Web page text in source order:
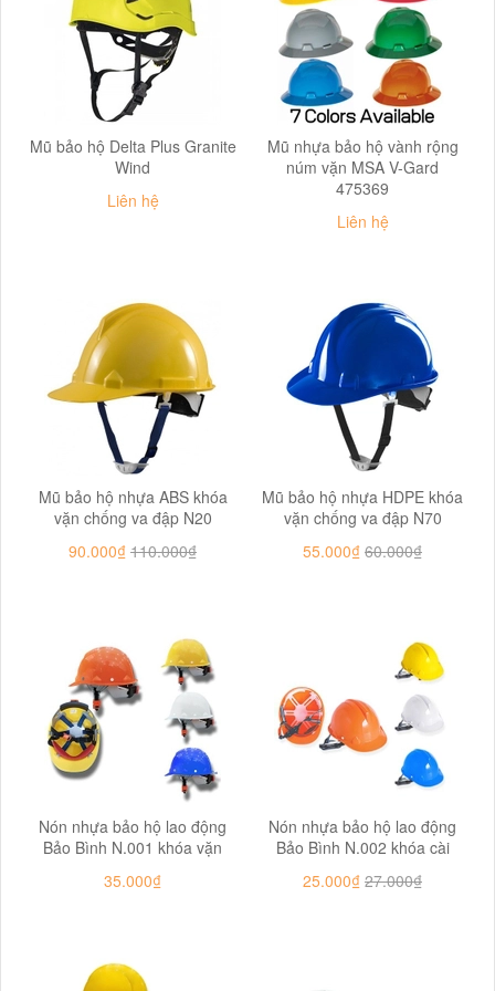
Mũ bảo hộ Delta Plus Granite
Wind
Liên hệ
Mũ nhựa bảo hộ vành rộng
núm vặn MSA V-Gard
475369
Liên hệ
Mũ bảo hộ nhựa ABS khóa
vặn chống va đập N20
90.000₫ 110.000₫
Mũ bảo hộ nhựa HDPE khóa
vặn chống va đập N70
55.000₫ 60.000₫
Nón nhựa bảo hộ lao động
Bảo Bình N.001 khóa vặn
35.000₫
Nón nhựa bảo hộ lao động
Bảo Bình N.002 khóa cài
25.000₫ 27.000₫